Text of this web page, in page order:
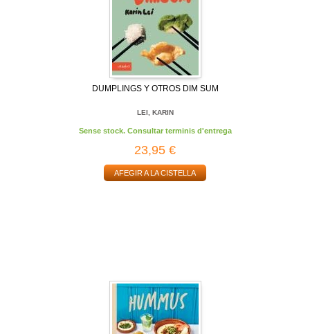
DUMPLINGS Y OTROS DIM SUM
LEI, KARIN
Sense stock. Consultar terminis d'entrega
23,95 €
AFEGIR A LA CISTELLA